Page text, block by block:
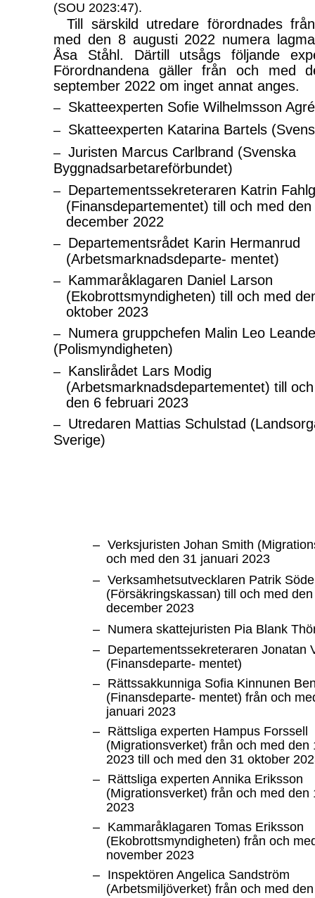
(SOU 2023:47).
Till särskild utredare förordnades
med den 8 augusti 2022 numera
Åsa Ståhl. Därtill utsågs följande
Förordnandena gäller från och med
september 2022 om inget annat anges.
– Skatteexperten Sofie Wilhelmsson
– Skatteexperten Katarina Bartels
– Juristen Marcus Carlbrand (Svenska
Byggnadsarbetareförbundet)
– Departementssekreteraren Katrin
(Finansdepartementet) till och med den
december 2022
– Departementsrådet Karin Hermanrud
(Arbetsmarknadsdeparte- mentet)
– Kammaråklagaren Daniel Larson
(Ekobrottsmyndigheten) till och med
oktober 2023
– Numera gruppchefen Malin Leo
(Polismyndigheten)
– Kanslirådet Lars Modig
(Arbetsmarknadsdepartementet) till
den 6 februari 2023
– Utredaren Mattias Schulstad
Sverige)
– Verksjuristen Johan Smith
och med den 31 januari 2023
– Verksamhetsutvecklaren Patrik
(Försäkringskassan) till och med
december 2023
– Numera skattejuristen Pia Blank
– Departementssekreteraren Jonatan
(Finansdeparte- mentet)
– Rättssakkunniga Sofia Kinnunen
(Finansdeparte- mentet) från och
januari 2023
– Rättsliga experten Hampus Forssell
(Migrationsverket) från och med den
2023 till och med den 31 oktober
– Rättsliga experten Annika Eriksson
(Migrationsverket) från och med den
2023
– Kammaråklagaren Tomas Eriksson
(Ekobrottsmyndigheten) från och
november 2023
– Inspektören Angelica Sandström
(Arbetsmiljöverket) från och med